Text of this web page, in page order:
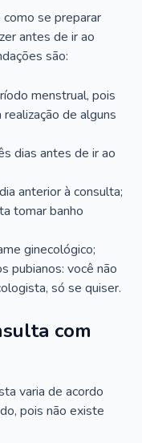
se preparar
antes de ir ao
são:
menstrual, pois
de alguns
dias antes de ir ao
anterior à consulta;
tomar banho
ginecológico;
pubianos: você não
só se quiser.
com
varia de acordo
pois não existe